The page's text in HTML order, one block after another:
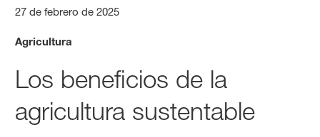
27 de febrero de 2025
Agricultura
Los beneficios de la
agricultura sustentable